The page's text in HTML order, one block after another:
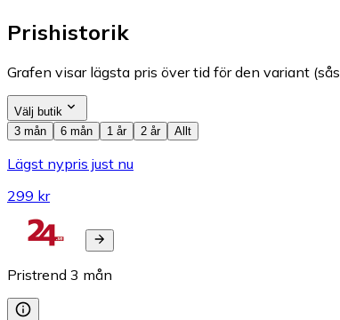
Prishistorik
Grafen visar lägsta pris över tid för den variant
Välj butik
3 mån
6 mån 1 år 2 år Allt
Lägst nypris just nu
299 kr
Pristrend 3 mån